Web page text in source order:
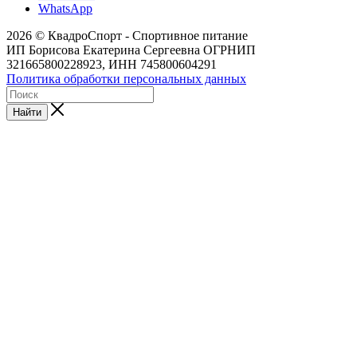
WhatsApp
2026 © КвадроСпорт - Спортивное питание
ИП Борисова Екатерина Сергеевна ОГРНИП
321665800228923, ИНН 745800604291
Политика обработки персональных данных
Найти